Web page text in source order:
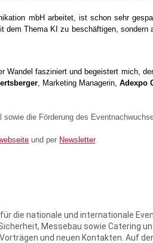
mbH arbeitet, ist schon sehr
Thema KI zu beschäftigen,
fasziniert und begeistert mich,
, Marketing Managerin,Adexpo
sowie die Förderung des
und per Newsletter.
die nationale und internationale
Messebau sowie Catering
und neuen Kontakten. Auf